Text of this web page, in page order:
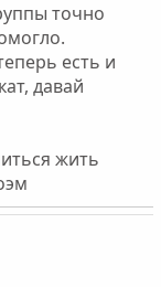
точно
есть и
давай
жить